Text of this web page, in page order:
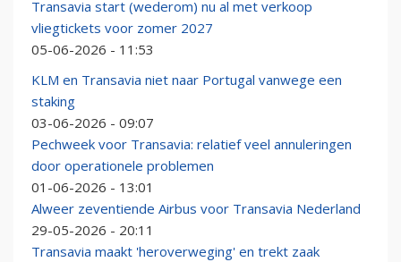
Transavia start (wederom) nu al met verkoop
vliegtickets voor zomer 2027
05-06-2026 - 11:53
KLM en Transavia niet naar Portugal vanwege een
staking
03-06-2026 - 09:07
Pechweek voor Transavia: relatief veel annuleringen
door operationele problemen
01-06-2026 - 13:01
Alweer zeventiende Airbus voor Transavia Nederland
29-05-2026 - 20:11
Transavia maakt 'heroverweging' en trekt zaak